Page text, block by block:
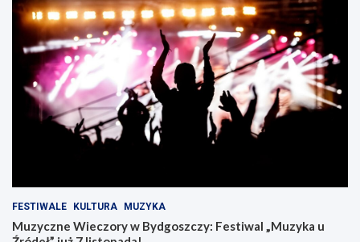
FESTIWALE KULTURA MUZYKA
Muzyczne Wieczory w Bydgoszczy: Festiwal „Muzyka u